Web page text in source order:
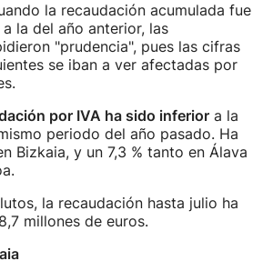
la recaudación acumulada fue
la del año anterior, las
"prudencia", pues las cifras
se iban a ver afectadas por
por IVA ha sido inferior a la
periodo del año pasado. Ha
Bizkaia, y un 7,3 % tanto en Álava
la recaudación hasta julio ha
millones de euros.